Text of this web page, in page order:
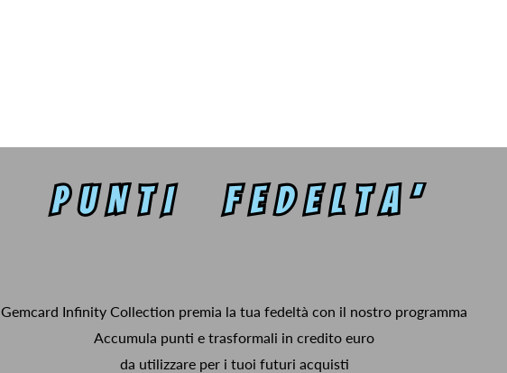
Gemcard Infinity Collection premia la tua fedeltà con il nostro programma
Accumula punti e trasformali in credito euro
da utilizzare per i tuoi futuri acquisti